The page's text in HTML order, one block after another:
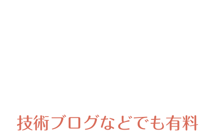
技術ブログなどでも有料